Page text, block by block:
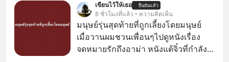
เรื่องจ้อจี้ หาคำตอบได้ที่ “ป้าเก๋าเล่ากล
โกง” EP4 ตอน “เขาบอกว่าจะได้เงิน
คืน” #ป้าเก๋าเล่ากลโกง #แก้เกมกลโกง
#อยู่อย่างยั่งยืน #Cybersecurity #เตือน
เขียนไว้ให้เธอ ยืนยันแล้ว
8 ชั่วโมงที่แล้ว • ความคิดเห็น
มนุษย์รุ่นสุดท้ายที่ถูกเลี้ยงโดยมนุษย์
เมื่อวานผมชวนเพื่อนๆไปดูหนังเรื่อง
จดหมายรักถึงอาม่า หนังแต้จิ๋วที่กำลัง